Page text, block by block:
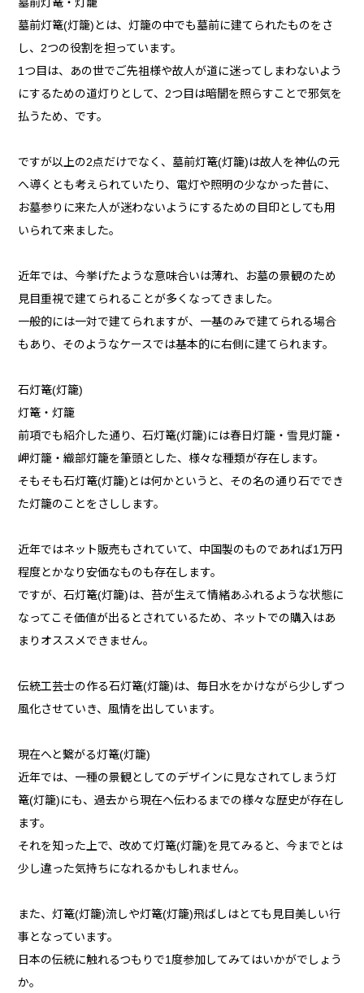
墓前灯篭・灯籠
墓前灯篭(灯籠)とは、灯籠の中でも墓前に建てられたものをさ
し、2つの役割を担っています。
1つ目は、あの世でご先祖様や故人が道に迷ってしまわないよう
にするための道灯りとして、2つ目は暗闇を照らすことで邪気を
払うため、です。
ですが以上の2点だけでなく、墓前灯篭(灯籠)は故人を神仏の元
へ導くとも考えられていたり、電灯や照明の少なかった昔に、
お墓参りに来た人が迷わないようにするための目印としても用
いられて来ました。
近年では、今挙げたような意味合いは薄れ、お墓の景観のため
見目重視で建てられることが多くなってきました。
一般的には一対で建てられますが、一基のみで建てられる場合
もあり、そのようなケースでは基本的に右側に建てられます。
石灯篭(灯籠)
灯篭・灯籠
前項でも紹介した通り、石灯篭(灯籠)には春日灯籠・雪見灯籠・
岬灯籠・織部灯籠を筆頭とした、様々な種類が存在します。
そもそも石灯篭(灯籠)とは何かというと、その名の通り石ででき
た灯籠のことをさしします。
近年ではネット販売もされていて、中国製のものであれば1万円
程度とかなり安価なものも存在します。
ですが、石灯篭(灯籠)は、苔が生えて情緒あふれるような状態に
なってこそ価値が出るとされているため、ネットでの購入はあ
まりオススメできません。
伝統工芸士の作る石灯篭(灯籠)は、毎日水をかけながら少しずつ
風化させていき、風情を出しています。
現在へと繋がる灯篭(灯籠)
近年では、一種の景観としてのデザインに見なされてしまう灯
篭(灯籠)にも、過去から現在へ伝わるまでの様々な歴史が存在し
ます。
それを知った上で、改めて灯篭(灯籠)を見てみると、今までとは
少し違った気持ちになれるかもしれません。
また、灯篭(灯籠)流しや灯篭(灯籠)飛ばしはとても見目美しい行
事となっています。
日本の伝統に触れるつもりで1度参加してみてはいかがでしょう
か。